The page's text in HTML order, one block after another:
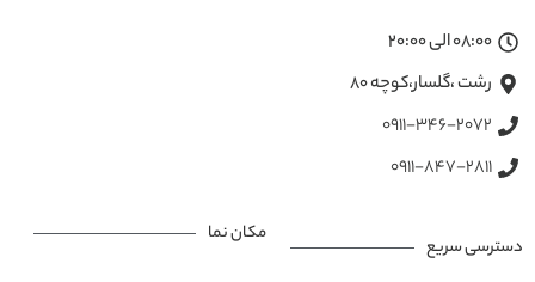
08:00 الی 20:00
رشت ،گلسار،کوچه ۸۰
0911-346-2072
0911-847-2811
دسترسی سریع
مکان نما